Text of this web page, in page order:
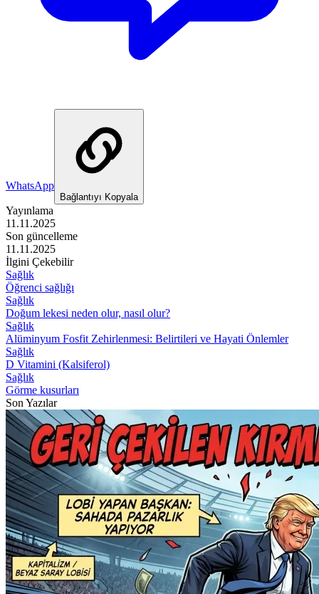
WhatsApp
Bağlantıyı Kopyala
Yayınlama
11.11.2025
Son güncelleme
11.11.2025
İlgini Çekebilir
Sağlık
Öğrenci sağlığı
Sağlık
Doğum lekesi neden olur, nasıl olur?
Sağlık
Alüminyum Fosfit Zehirlenmesi: Belirtileri ve Hayati Önlemler
Sağlık
D Vitamini (Kalsiferol)
Sağlık
Görme kusurları
Son Yazılar